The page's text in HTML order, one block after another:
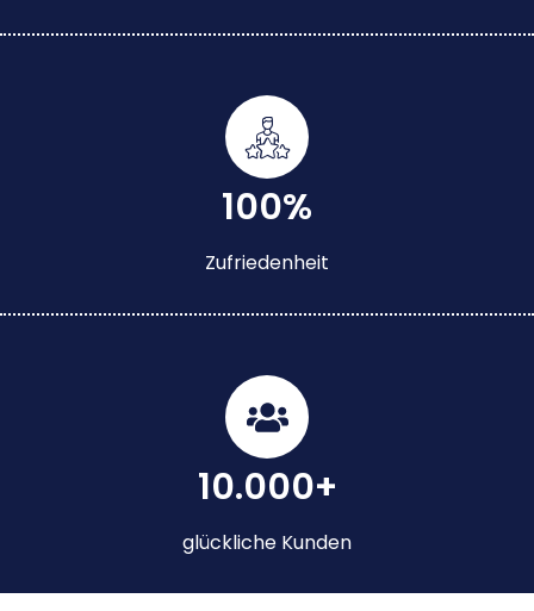
100%
Zufriedenheit
10.000+
glückliche Kunden